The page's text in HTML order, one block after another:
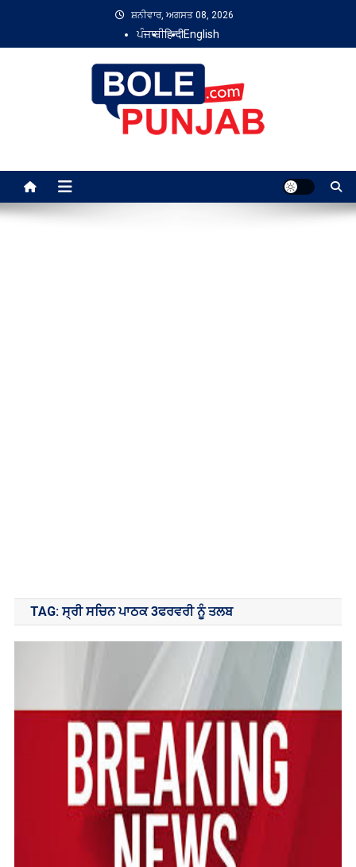
content
ਸ਼ਨੀਵਾਰ, ਅਗਸਤ 08, 2026
ਪੰਜਾਬੀहिन्दीEnglish
TAG:ਸ੍ਰੀ ਸਚਿਨ ਪਾਠਕ 3ਫਰਵਰੀ ਨੂੰ ਤਲਬ